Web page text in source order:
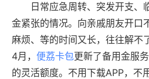
日常应急周转、突发开支、
金紧张的情况。向亲戚朋友开口
麻烦、等的时间又长，往往解不
4月， 便荔卡包更新了备用金服
的灵活额度。不用下载APP，不